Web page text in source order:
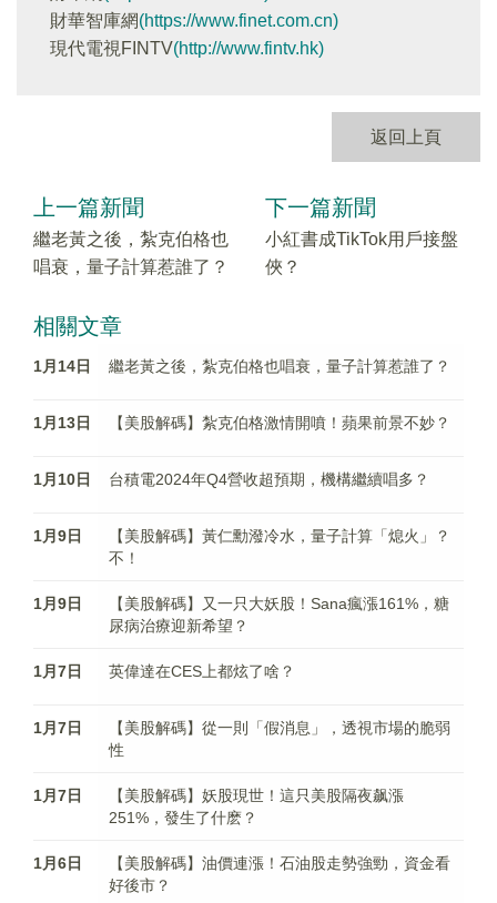
財華智庫網(https://www.finet.com.cn)
現代電視FINTV(http://www.fintv.hk)
返回上頁
上一篇新聞
繼老黃之後，紮克伯格也
唱衰，量子計算惹誰了？
下一篇新聞
小紅書成TikTok用戶接盤
俠？
相關文章
1月14日 繼老黃之後，紮克伯格也唱衰，量子計算惹誰了？
1月13日 【美股解碼】紮克伯格激情開噴！蘋果前景不妙？
1月10日 台積電2024年Q4營收超預期，機構繼續唱多？
1月9日
【美股解碼】黃仁勳潑冷水，量子計算「熄火」？
不！
1月9日
【美股解碼】又一只大妖股！Sana瘋漲161%，糖
尿病治療迎新希望？
1月7日 英偉達在CES上都炫了啥？
1月7日
【美股解碼】從一則「假消息」，透視市場的脆弱
性
1月7日
【美股解碼】妖股現世！這只美股隔夜飙漲
251%，發生了什麽？
1月6日
【美股解碼】油價連漲！石油股走勢強勁，資金看
好後市？